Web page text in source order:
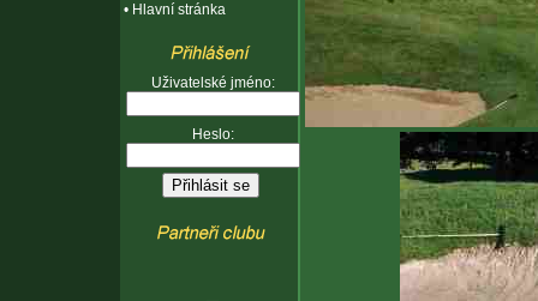
• Hlavní stránka
Uživatelské jméno:
Heslo: